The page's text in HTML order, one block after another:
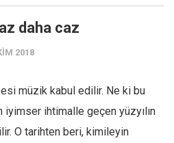
daha caz
2018
müzik kabul edilir. Ne ki bu
ihtimalle geçen yüzyılın
O tarihten beri, kimileyin